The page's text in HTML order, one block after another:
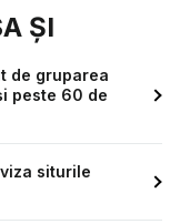
ȘI
de gruparea
peste 60 de
siturile